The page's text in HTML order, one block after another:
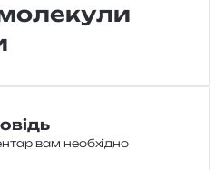
вам необхідно